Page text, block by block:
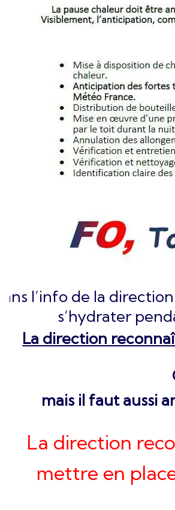
Dans l’info de la
s’hydrater
La direction
mais il faut aussi
La direction
mettre en